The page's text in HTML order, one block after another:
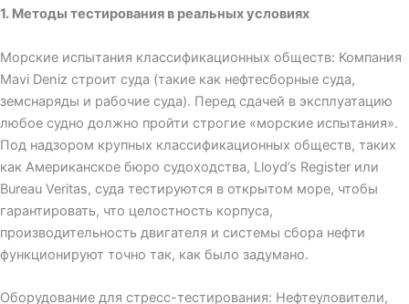
1. Методы тестирования в реальных условиях
Морские испытания классификационных обществ: Компания
Mavi Deniz строит суда (такие как нефтесборные суда,
земснаряды и рабочие суда). Перед сдачей в эксплуатацию
любое судно должно пройти строгие «морские испытания».
Под надзором крупных классификационных обществ, таких
как Американское бюро судоходства, Lloyd’s Register или
Bureau Veritas, суда тестируются в открытом море, чтобы
гарантировать, что целостность корпуса,
производительность двигателя и системы сбора нефти
функционируют точно так, как было задумано.
Оборудование для стресс-тестирования: Нефтеуловители,